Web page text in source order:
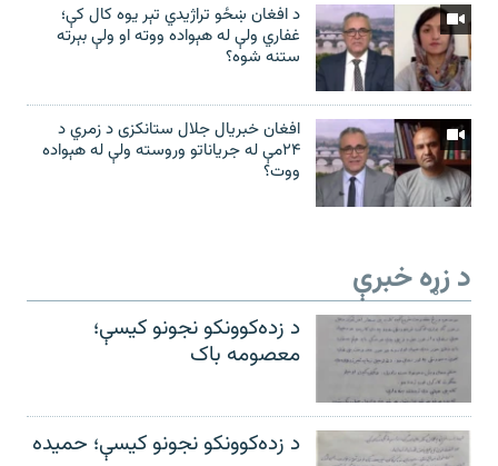
د افغان ښځو تراژیدي تېر یوه کال کې؛
غفاري ولې له هېواده ووته او ولې بېرته
ستنه شوه؟
افغان خبریال جلال ستانکزی د زمري د
۲۴مې له جریاناتو وروسته ولې له هېواده
ووت؟
د زړه خبرې
د زده‌کوونکو نجونو کیسې؛
معصومه باک
د زده‌کوونکو نجونو کیسې؛ حمیده